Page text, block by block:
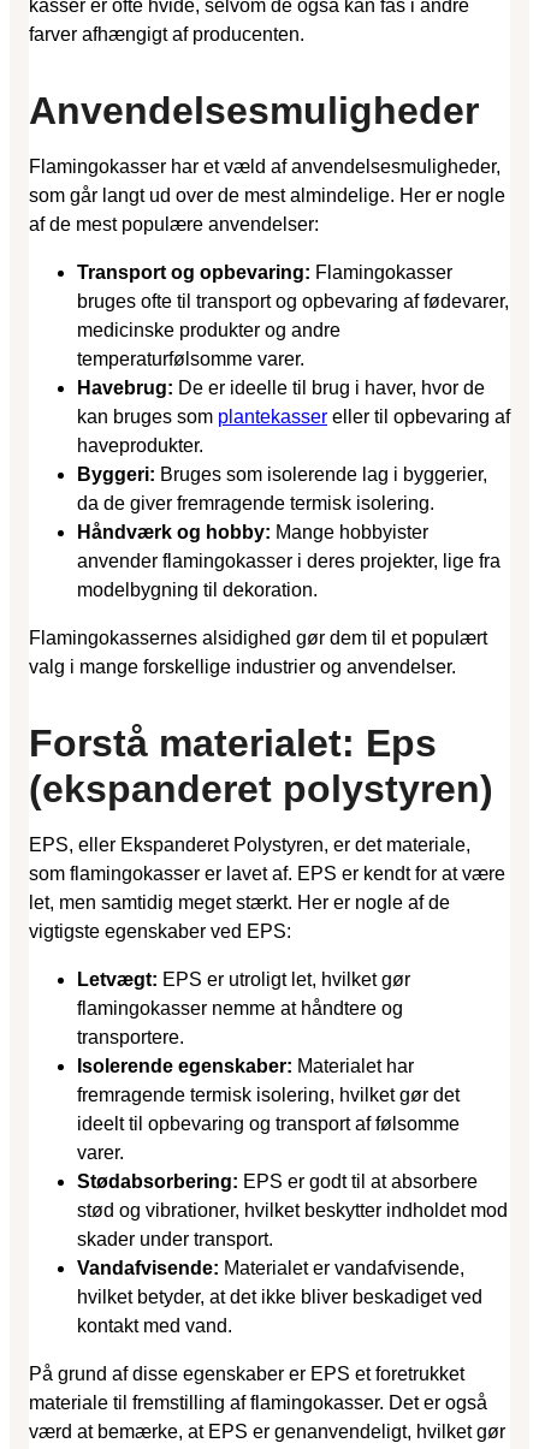
kasser er ofte hvide, selvom de også kan fås i andre
farver afhængigt af producenten.
Anvendelsesmuligheder
Flamingokasser har et væld af anvendelsesmuligheder,
som går langt ud over de mest almindelige. Her er nogle
af de mest populære anvendelser:
Transport og opbevaring: Flamingokasser
bruges ofte til transport og opbevaring af fødevarer,
medicinske produkter og andre
temperaturfølsomme varer.
Havebrug: De er ideelle til brug i haver, hvor de
kan bruges som plantekasser eller til opbevaring af
haveprodukter.
Byggeri: Bruges som isolerende lag i byggerier,
da de giver fremragende termisk isolering.
Håndværk og hobby: Mange hobbyister
anvender flamingokasser i deres projekter, lige fra
modelbygning til dekoration.
Flamingokassernes alsidighed gør dem til et populært
valg i mange forskellige industrier og anvendelser.
Forstå materialet: Eps
(ekspanderet polystyren)
EPS, eller Ekspanderet Polystyren, er det materiale,
som flamingokasser er lavet af. EPS er kendt for at være
let, men samtidig meget stærkt. Her er nogle af de
vigtigste egenskaber ved EPS:
Letvægt: EPS er utroligt let, hvilket gør
flamingokasser nemme at håndtere og
transportere.
Isolerende egenskaber: Materialet har
fremragende termisk isolering, hvilket gør det
ideelt til opbevaring og transport af følsomme
varer.
Stødabsorbering: EPS er godt til at absorbere
stød og vibrationer, hvilket beskytter indholdet mod
skader under transport.
Vandafvisende: Materialet er vandafvisende,
hvilket betyder, at det ikke bliver beskadiget ved
kontakt med vand.
På grund af disse egenskaber er EPS et foretrukket
materiale til fremstilling af flamingokasser. Det er også
værd at bemærke, at EPS er genanvendeligt, hvilket gør